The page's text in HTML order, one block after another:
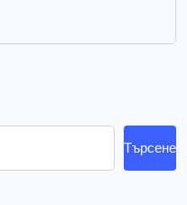
Търсене